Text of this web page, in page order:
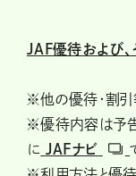
JAF優待および
※他の優待・割引
※優待内容は予告
に
JAFナビ